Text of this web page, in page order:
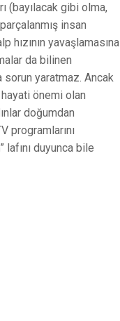
(bayılacak gibi olma,
insan
yavaşlamasına
da bilinen
yaratmaz. Ancak
önemi olan
doğumdan
programlarını
duyunca bile